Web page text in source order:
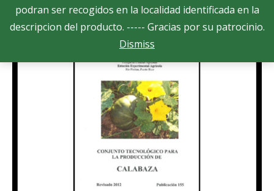
podran ser recogidos en la localidad identificada en la
descripcion del producto. ----- Gracias por su patrocinio.
Dismiss